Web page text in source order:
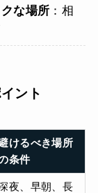
な場所 ：相
ント
けるべき場所
条件
夜、早朝、長